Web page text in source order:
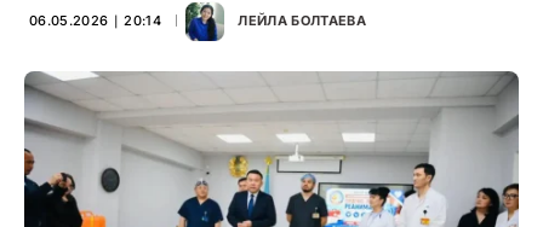
06.05.2026 ∣ 20:14 ЛЕЙЛА БОЛТАЕВА